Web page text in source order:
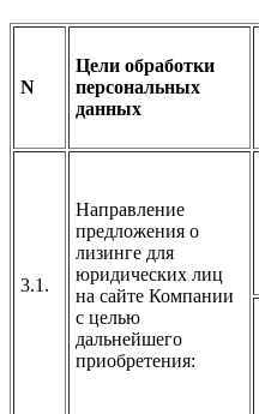
N
Цели обработки
персональных
данных
3.1.
Направление
предложения о
лизинге для
юридических лиц
на сайте Компании
с целью
дальнейшего
приобретения: